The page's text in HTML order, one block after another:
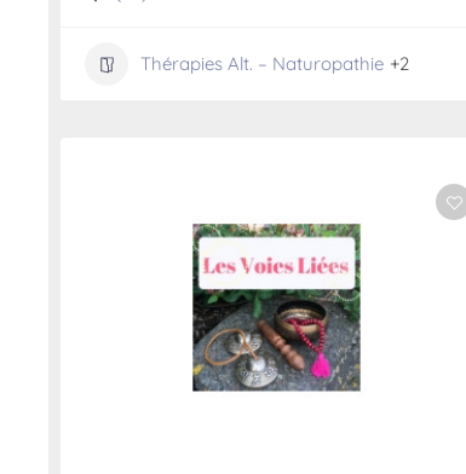
Thérapies Alt. – Naturopathie +2